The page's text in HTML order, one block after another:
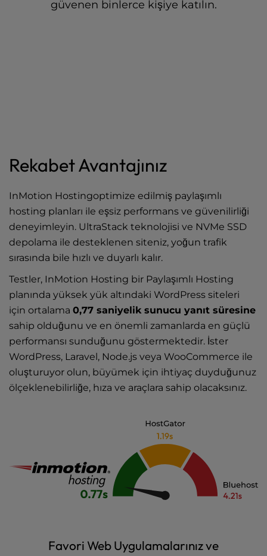
güvenen binlerce kişiye katılın.
Rekabet Avantajınız
InMotion Hostingoptimize edilmiş paylaşımlı
hosting planları ile eşsiz performans ve güvenilirliği
deneyimleyin. UltraStack teknolojisi ve NVMe SSD
depolama ile desteklenen siteniz, yoğun trafik
sırasında bile hızlı ve duyarlı kalır.
Testler, InMotion Hosting bir Paylaşımlı Hosting
planında yüksek yük altındaki WordPress siteleri
için ortalama 0,77 saniyelik sunucu yanıt süresine
sahip olduğunu ve en önemli zamanlarda en güçlü
performansı sunduğunu göstermektedir. İster
WordPress, Laravel, Node.js veya WooCommerce ile
oluşturuyor olun, büyümek için ihtiyaç duyduğunuz
ölçeklenebilirliğe, hıza ve araçlara sahip olacaksınız.
Favori Web Uygulamalarınız ve